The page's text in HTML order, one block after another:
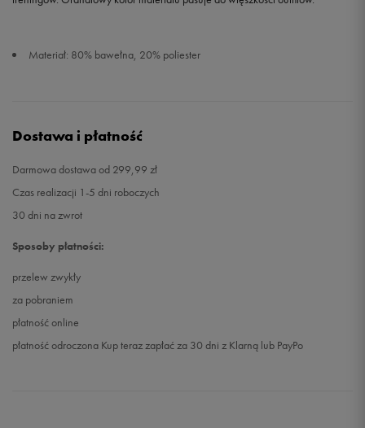
Materiał: 80% bawełna, 20% poliester
Dostawa i płatność
Darmowa dostawa od 299,99 zł
Czas realizacji 1-5 dni roboczych
30 dni na zwrot
Sposoby płatności:
przelew zwykły
za pobraniem
płatność online
płatność odroczona Kup teraz zapłać za 30 dni z Klarną lub PayPo